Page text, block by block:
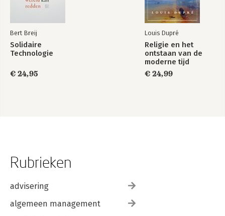
Bert Breij
Solidaire
Technologie
€ 24,95
Louis Dupré
Religie en het
ontstaan van de
moderne tijd
€ 24,99
Rubrieken
advisering
algemeen management